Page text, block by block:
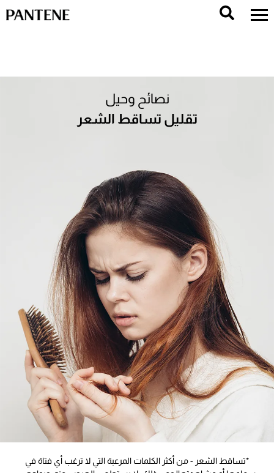
نصائح وحيل
تقليل تساقط الشعر
*تساقط الشعر - من أكثر الكلمات المرعبة التي لا ترغب أي فتاة في